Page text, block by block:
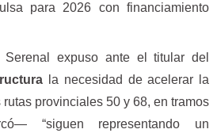
para 2026 con financiamiento
Serenal expuso ante el titular del
la necesidad de acelerar la
provinciales 50 y 68, en tramos
“siguen representando un